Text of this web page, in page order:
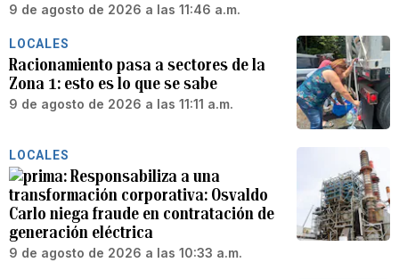
9 de agosto de 2026 a las 11:46 a.m.
LOCALES
Racionamiento pasa a sectores de la
Zona 1: esto es lo que se sabe
9 de agosto de 2026 a las 11:11 a.m.
LOCALES
Responsabiliza a una
transformación corporativa: Osvaldo
Carlo niega fraude en contratación de
generación eléctrica
9 de agosto de 2026 a las 10:33 a.m.